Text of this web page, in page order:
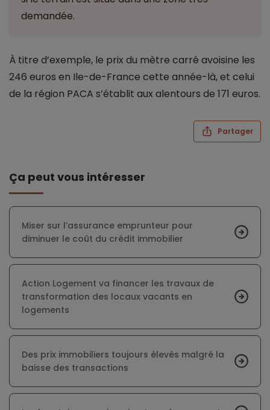
demandée.
À titre d’exemple, le prix du mètre carré avoisine les
246 euros en Ile-de-France cette année-là, et celui
de la région PACA s’établit aux alentours de 171 euros.
Partager
Ça peut vous intéresser
Miser sur l’assurance emprunteur pour
diminuer le coût du crédit immobilier
Action Logement va financer les travaux de
transformation des locaux vacants en
logements
Des prix immobiliers toujours élevés malgré la
baisse des transactions